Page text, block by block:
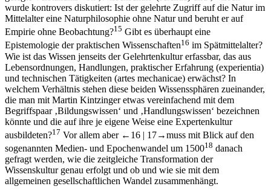
wurde kontrovers diskutiert: Ist der gelehrte Zugriff auf die Natur im
Mittelalter eine Naturphilosophie ohne Natur und beruht er auf
Empirie ohne Beobachtung?15 Gibt es überhaupt eine
Epistemologie der praktischen Wissenschaften16 im Spätmittelalter?
Wie ist das Wissen jenseits der Gelehrtenkultur erfassbar, das aus
Lebensordnungen, Handlungen, praktischer Erfahrung (experientia)
und technischen Tätigkeiten (artes mechanicae) erwächst? In
welchem Verhältnis stehen diese beiden Wissenssphären zueinander,
die man mit Martin Kintzingeretwas vereinfachend mit dem
Begriffspaar ‚Bildungswissen‘ und ‚Handlungswissen‘ bezeichnen
könnte und die auf ihre je eigene Weise eine Expertenkultur
ausbildeten?17 Vor allem aber ←16 | 17→muss mit Blick auf den
sogenannten Medien- und Epochenwandel um 150018 danach
gefragt werden, wie die zeitgleiche Transformation der
Wissenskultur genau erfolgt und ob und wie sie mit dem
allgemeinen gesellschaftlichen Wandel zusammenhängt.